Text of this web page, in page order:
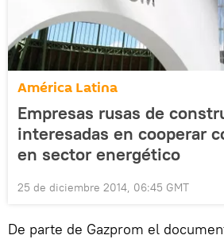
América Latina
Empresas rusas de
interesadas en cooperar
en sector energético
25 de diciembre 2014, 06:45 GMT
De parte de Gazprom el